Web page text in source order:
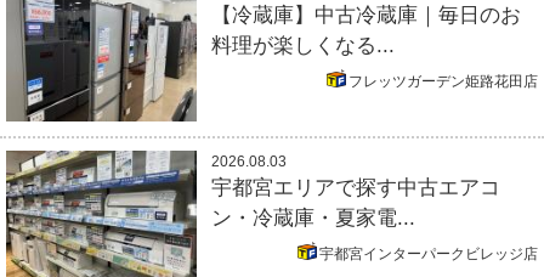
【冷蔵庫】中古冷蔵庫｜毎日のお
料理が楽しくなる...
フレッツガーデン姫路花田店
2026.08.03
宇都宮エリアで探す中古エアコ
ン・冷蔵庫・夏家電...
宇都宮インターパークビレッジ店